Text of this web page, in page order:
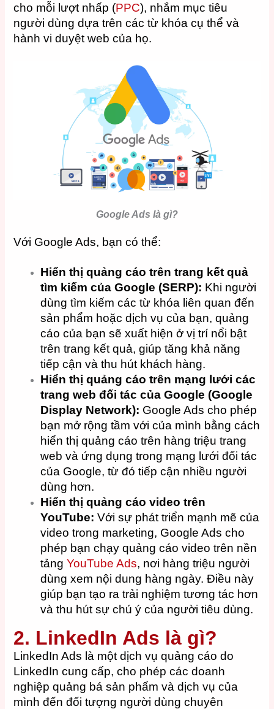
cho mỗi lượt nhấp (PPC), nhắm mục tiêu
người dùng dựa trên các từ khóa cụ thể và
hành vi duyệt web của họ.
Google Ads là gì?
Với Google Ads, bạn có thể:
Hiển thị quảng cáo trên trang kết quả
tìm kiếm của Google (SERP): Khi người
dùng tìm kiếm các từ khóa liên quan đến
sản phẩm hoặc dịch vụ của bạn, quảng
cáo của bạn sẽ xuất hiện ở vị trí nổi bật
trên trang kết quả, giúp tăng khả năng
tiếp cận và thu hút khách hàng.
Hiển thị quảng cáo trên mạng lưới các
trang web đối tác của Google (Google
Display Network): Google Ads cho phép
bạn mở rộng tầm với của mình bằng cách
hiển thị quảng cáo trên hàng triệu trang
web và ứng dụng trong mạng lưới đối tác
của Google, từ đó tiếp cận nhiều người
dùng hơn.
Hiển thị quảng cáo video trên
YouTube: Với sự phát triển mạnh mẽ của
video trong marketing, Google Ads cho
phép bạn chạy quảng cáo video trên nền
tảngYouTube Ads, nơi hàng triệu người
dùng xem nội dung hàng ngày. Điều này
giúp bạn tạo ra trải nghiệm tương tác hơn
và thu hút sự chú ý của người tiêu dùng.
2. LinkedIn Ads là gì?
LinkedIn Ads là một dịch vụ quảng cáo do
LinkedIn cung cấp, cho phép các doanh
nghiệp quảng bá sản phẩm và dịch vụ của
mình đến đối tượng người dùng chuyên